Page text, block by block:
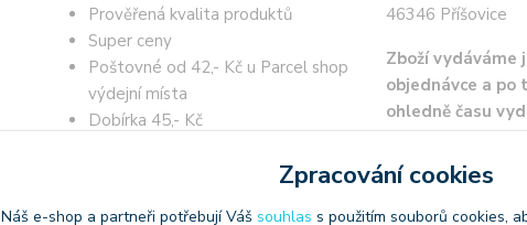
Prověřená kvalita produktů
Super ceny
Poštovné od 42,- Kč u Parcel shop
výdejní místa
Dobírka 45,- Kč
46346 Příšovice
Zboží vydáváme
objednávce a
ohledně času
Zpracování cookies
Náš e-shop a partneři potřebují Váš souhlas s použitím souborů cookies,